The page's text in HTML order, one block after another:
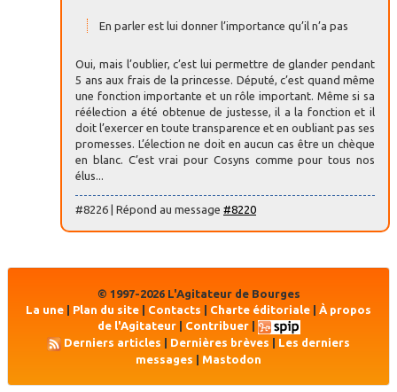
En parler est lui donner l’importance qu’il n’a pas
Oui, mais l’oublier, c’est lui permettre de glander pendant
5 ans aux frais de la princesse. Député, c’est quand même
une fonction importante et un rôle important. Même si sa
réélection a été obtenue de justesse, il a la fonction et il
doit l’exercer en toute transparence et en oubliant pas ses
promesses. L’élection ne doit en aucun cas être un chèque
en blanc. C’est vrai pour Cosyns comme pour tous nos
élus...
#8226 | Répond au message #8220
© 1997-2026 L'Agitateur de Bourges
La une
Plan du site Contacts Charte éditoriale
À propos
de l'Agitateur| Contribuer|
Derniers articles
Dernières brèves
Les derniers
messages | Mastodon